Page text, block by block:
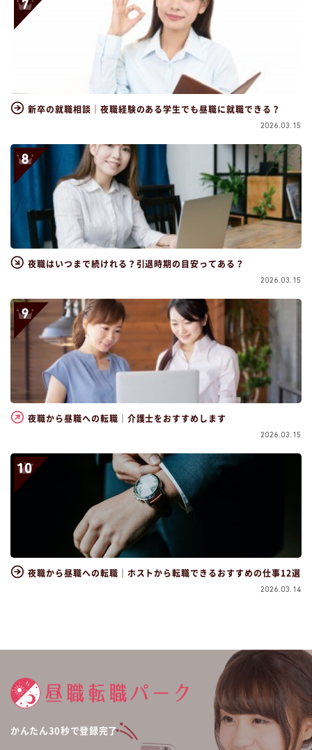
新卒の就職相談｜夜職経験のある学生でも昼職に就職できる？
2026.03.15
夜職はいつまで続けれる？引退時期の目安ってある？
2026.03.15
夜職から昼職への転職｜介護士をおすすめします
2026.03.15
夜職から昼職への転職｜ホストから転職できるおすすめの仕事12選
2026.03.14
かんたん30秒で登録完了